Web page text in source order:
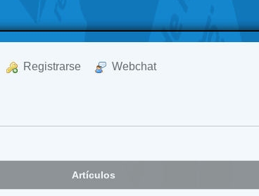
Registrarse Webchat
Artículos